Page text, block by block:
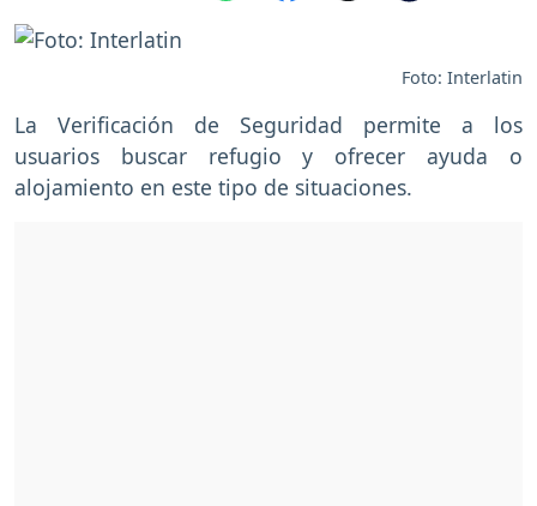
Foto: Interlatin
La Verificación de Seguridad permite a los
usuarios buscar refugio y ofrecer ayuda o
alojamiento en este tipo de situaciones.